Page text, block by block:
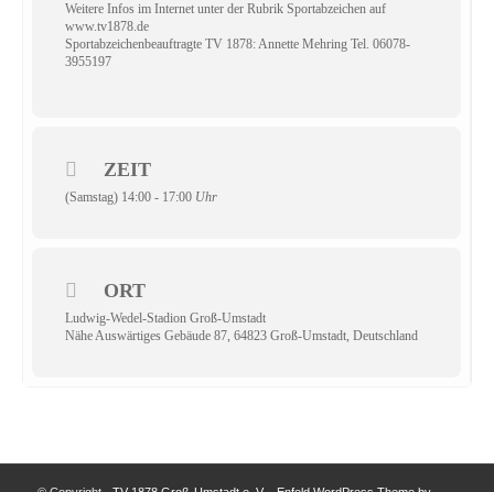
Weitere Infos im Internet unter der Rubrik Sportabzeichen auf
www.tv1878.de
Sportabzeichenbeauftragte TV 1878: Annette Mehring Tel. 06078-
3955197
ZEIT
(Samstag) 14:00 - 17:00 Uhr
ORT
Ludwig-Wedel-Stadion Groß-Umstadt
Nähe Auswärtiges Gebäude 87, 64823 Groß-Umstadt, Deutschland